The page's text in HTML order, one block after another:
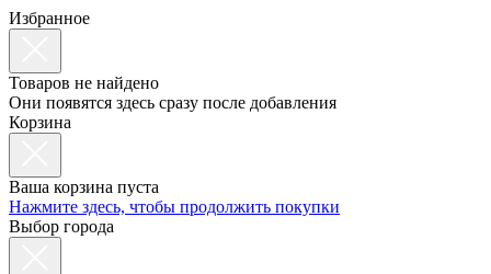
Избранное
Товаров не найдено
Они появятся здесь сразу после добавления
Корзина
Ваша корзина пуста
Нажмите здесь, чтобы продолжить покупки
Выбор города